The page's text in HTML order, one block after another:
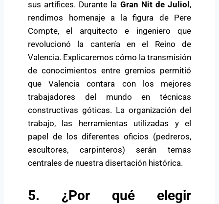
sus artífices. Durante la Gran Nit de Juliol ,
rendimos homenaje a la figura de Pere
Compte, el arquitecto e ingeniero que
revolucionó la cantería en el Reino de
Valencia. Explicaremos cómo la transmisión
de conocimientos entre gremios permitió
que Valencia contara con los mejores
trabajadores del mundo en técnicas
constructivas góticas. La organización del
trabajo, las herramientas utilizadas y el
papel de los diferentes oficios (pedreros,
escultores, carpinteros) serán temas
centrales de nuestra disertación histórica.
5. ¿Por qué elegir